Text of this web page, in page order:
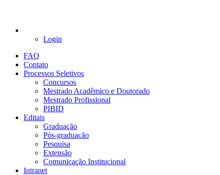
Login
FAQ
Contato
Processos Seletivos
Concursos
Mestrado Acadêmico e Doutorado
Mestrado Profissional
PIBID
Editais
Graduação
Pós-graduação
Pesquisa
Extensão
Comunicação Institucional
Intranet